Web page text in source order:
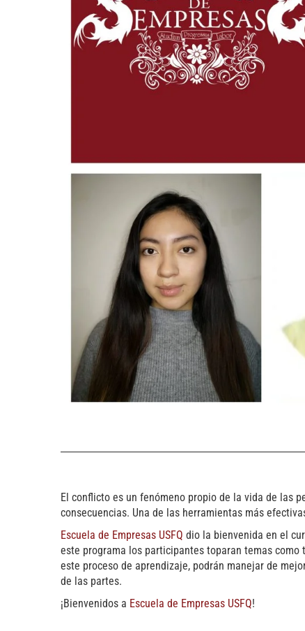
El conflicto es un fenómeno propio de la vida de las
consecuencias. Una de las herramientas más
Escuela de Empresas USFQ dio la bienvenida en el
este programa los participantes toparan temas
este proceso de aprendizaje, podrán manejar de
de las partes.
¡Bienvenidos a Escuela de Empresas USFQ!